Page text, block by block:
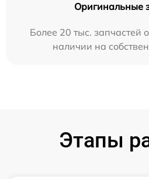
Оригинальные
Более 20 тыс. запчастей
наличии на
Этапы